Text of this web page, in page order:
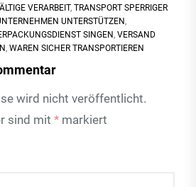
VERARBEIT, TRANSPORT SPERRIGER
UNTERSTÜTZEN,
SINGEN, VERSAND
, WAREN SICHER TRANSPORTIEREN
wird nicht veröffentlicht.
sind mit * markiert